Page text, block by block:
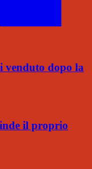
venduto dopo la
il proprio